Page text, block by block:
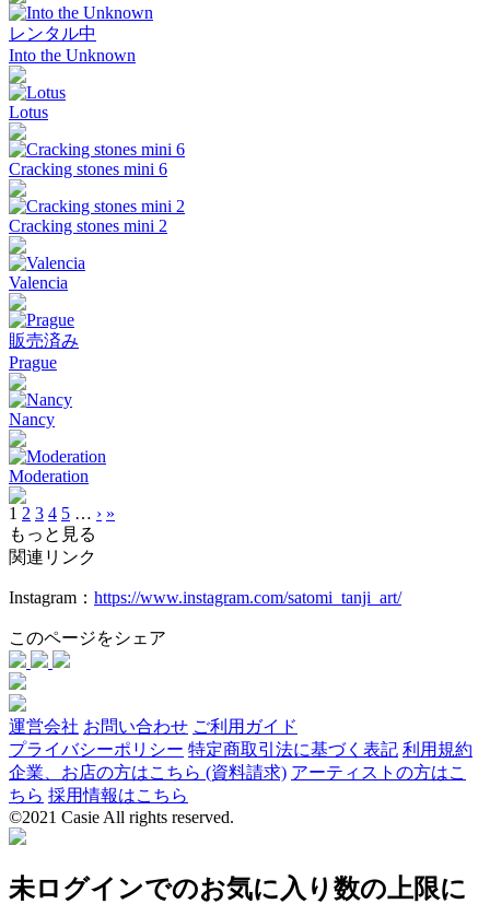
レンタル中
Into the Unknown
Lotus
Cracking stones mini 6
Cracking stones mini 2
Valencia
販売済み
Prague
Nancy
Moderation
1 2 3 4 5 … › »
もっと見る
関連リンク
Instagram： https://www.instagram.com/satomi_tanji_art/
このページをシェア
運営会社 お問い合わせ ご利用ガイド
プライバシーポリシー 特定商取引法に基づく表記 利用規約
企業、お店の方はこちら (資料請求) アーティストの方はこ
ちら 採用情報はこちら
©2021 Casie All rights reserved.
未ログインでのお気に入り数の上限に